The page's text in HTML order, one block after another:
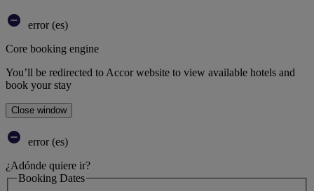
error (es)
Core booking engine
You’ll be redirected to Accor website to view available hotels and
book your stay
Close window
error (es)
¿Adónde quiere ir?
Booking Dates